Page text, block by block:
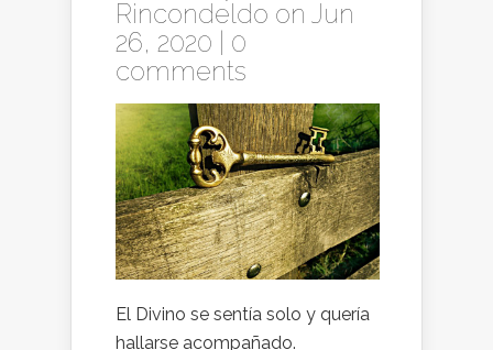
Rincondeldo on Jun
26, 2020 | 0
comments
El Divino se sentía solo y quería
hallarse acompañado.